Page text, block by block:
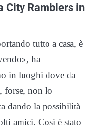
City Ramblers in
tutto a casa, è
ha
in luoghi dove da
forse, non lo
dando la possibilità
amici. Così è stato